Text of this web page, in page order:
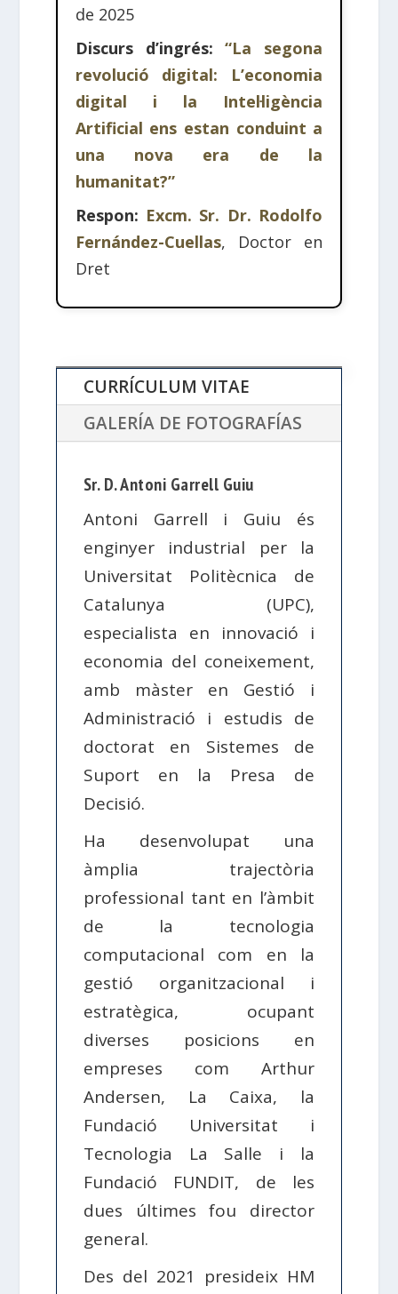
de 2025
Discurs d’ingrés:“La segona
revolució digital: L’economia
digital i la Intel·ligència
Artificial ens estan conduint a
una nova era de la
humanitat?”
Respon: Excm. Sr. Dr. Rodolfo
Fernández-Cuellas, Doctor en
Dret
CURRÍCULUM VITAE
GALERÍA DE FOTOGRAFÍAS
Sr. D. Antoni Garrell Guiu
Antoni Garrell i Guiu és
enginyer industrial per la
Universitat Politècnica de
Catalunya (UPC),
especialista en innovació i
economia del coneixement,
amb màster en Gestió i
Administració i estudis de
doctorat en Sistemes de
Suport en la Presa de
Decisió.
Ha desenvolupat una
àmplia trajectòria
professional tant en l’àmbit
de la tecnologia
computacional com en la
gestió organitzacional i
estratègica, ocupant
diverses posicions en
empreses com Arthur
Andersen, La Caixa, la
Fundació Universitat i
Tecnologia La Salle i la
Fundació FUNDIT, de les
dues últimes fou director
general.
Des del 2021 presideix HM